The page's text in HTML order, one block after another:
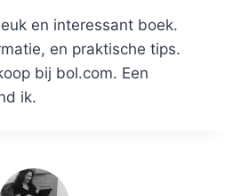
en interessant boek.
en praktische tips.
bij bol.com. Een
ik.